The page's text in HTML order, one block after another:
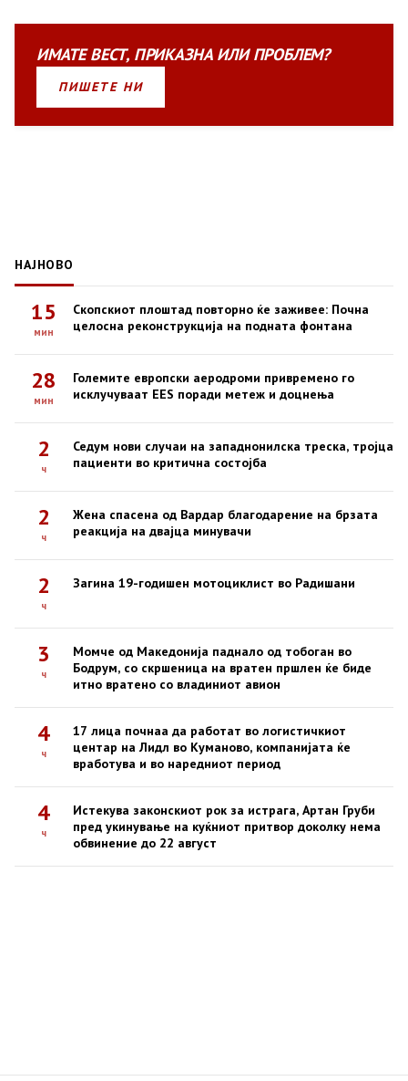
ИМАТЕВЕСТ, ПРИКАЗНАИЛИПРОБЛЕМ?
ПИШЕТЕ НИ
НАЈНОВО
15
мин
Скопскиот плоштад повторно ќе заживее: Почна
целосна реконструкција на подната фонтана
28
мин
Големите европски аеродроми привремено го
исклучуваат EES поради метеж и доцнења
2
ч
Седум нови случаи на западнонилска треска, тројца
пациенти во критична состојба
2
ч
Жена спасена од Вардар благодарение на брзата
реакција на двајца минувачи
2
ч
Загина 19-годишен мотоциклист во Радишани
3
ч
Момче од Македонија паднало од тобоган во
Бодрум, со скршеница на вратен пршлен ќе биде
итно вратено со владиниот авион
4
ч
17 лица почнаа да работат во логистичкиот
центар на Лидл во Куманово, компанијата ќе
вработува и во наредниот период
4
ч
Истекува законскиот рок за истрага, Артан Груби
пред укинување на куќниот притвор доколку нема
обвинение до 22 август